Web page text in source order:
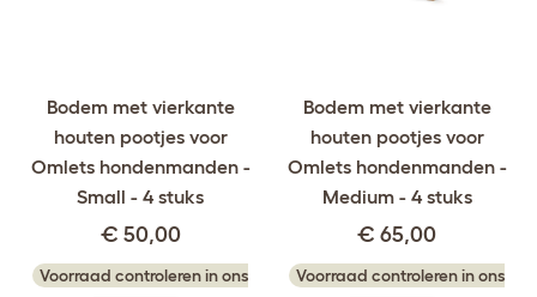
Bodem met vierkante
houten pootjes voor
Omlets hondenmanden -
Small - 4 stuks
€ 50,00
Voorraad controleren in ons
Bodem met vierkante
houten pootjes voor
Omlets hondenmanden -
Medium - 4 stuks
€ 65,00
Voorraad controleren in ons